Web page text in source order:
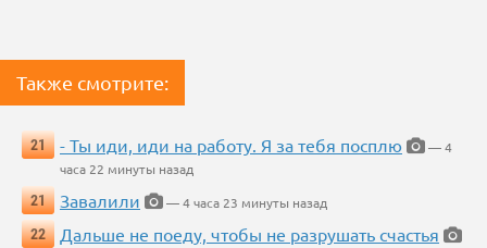
Также смотрите:
21 - Ты иди, иди на работу. Я за тебя посплю
— 4
часа 22 минуты назад
21
Завалили
— 4 часа 23 минуты назад
22
Дальше не поеду, чтобы не разрушать счастья